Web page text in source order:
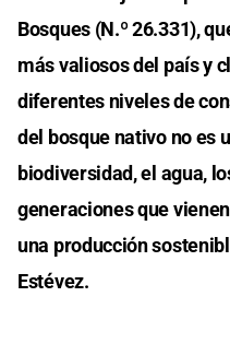
Bosques (N.º 26.331),
más valiosos del país y
diferentes niveles de
del bosque nativo no es
biodiversidad, el agua,
generaciones que
una producción
Estévez.